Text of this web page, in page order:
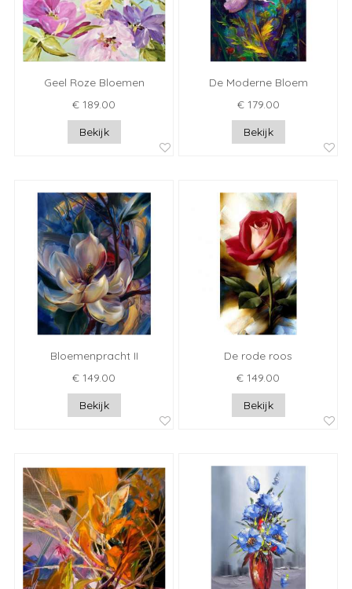
Geel Roze Bloemen
€ 189.00
Bekijk
De Moderne Bloem
€ 179.00
Bekijk
Bloemenpracht II
€ 149.00
Bekijk
De rode roos
€ 149.00
Bekijk